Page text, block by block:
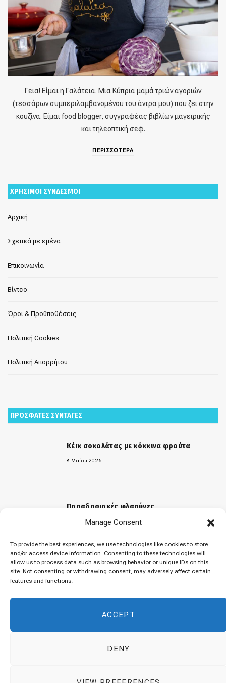
Manage Consent
To provide the best experiences, we use technologies like cookies to store
and/or access device information. Consenting to these technologies will
allow us to process data such as browsing behavior or unique IDs on this
site. Not consenting or withdrawing consent, may adversely affect certain
features and functions.
ACCEPT
DENY
Γεια! Είμαι η Γαλάτεια. Μια Κύπρια μαμά τριών αγοριών
(τεσσάρων συμπεριλαμβανομένου του άντρα μου) που ζει στην
κουζίνα. Είμαι food blogger, συγγραφέας βιβλίων μαγειρικής
και τηλεοπτική σεφ.
ΠΕΡΙΣΣΟΤΕΡΑ
ΧΡΗΣΙΜΟΙ ΣΥΝΔΕΣΜΟΙ
Αρχική
Σχετικά με εμένα
Επικοινωνία
Βίντεο
Όροι & Προϋποθέσεις
Πολιτική Cookies
Πολιτική Απορρήτου
ΠΡΟΣΦΑΤΕΣ ΣΥΝΤΑΓΕΣ
Κέικ σοκολάτας με κόκκινα φρούτα
8 Μαΐου 2026
Παραδοσιακές φλαούνες
31 Μαρτίου 2026
«Μελομακάρονα»
9 Δεκεμβρίου 2025